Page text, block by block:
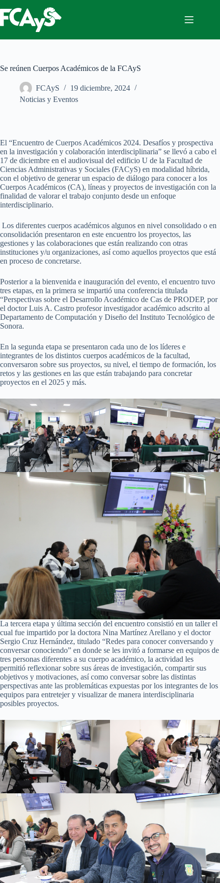
al
contenido
Se reúnen Cuerpos Académicos de la FCAyS
FCAyS
19 diciembre, 2024
Noticias y Eventos
El “Encuentro de Cuerpos Académicos 2024. Desafíos y prospectiva
en la investigación y colaboración interdisciplinaria” se llevó a cabo el
17 de diciembre en el audiovisual del edificio U de la Facultad de
Ciencias Administrativas y Sociales (FACyS) en modalidad híbrida,
con el objetivo de generar un espacio de diálogo para conocer a los
Cuerpos Académicos (CA), líneas y proyectos de investigación con la
finalidad de valorar el trabajo conjunto desde un enfoque
interdisciplinario.
Los diferentes cuerpos académicos algunos en nivel consolidado o en
consolidación presentaron en este encuentro los proyectos, las
gestiones y las colaboraciones que están realizando con otras
instituciones y/u organizaciones, así como aquellos proyectos que está
en proceso de concretarse.
Posterior a la bienvenida e inauguración del evento, el encuentro tuvo
tres etapas, en la primera se impartió una conferencia titulada
“Perspectivas sobre el Desarrollo Académico de Cas de PRODEP, por
el doctor Luis A. Castro profesor investigador académico adscrito al
Departamento de Computación y Diseño del Instituto Tecnológico de
Sonora.
En la segunda etapa se presentaron cada uno de los líderes e
integrantes de los distintos cuerpos académicos de la facultad,
conversaron sobre sus proyectos, su nivel, el tiempo de formación, los
retos y las gestiones en las que están trabajando para concretar
proyectos en el 2025 y más.
La tercera etapa y última sección del encuentro consistió en un taller el
cual fue impartido por la doctora Nina Martínez Arellano y el doctor
Sergio Cruz Hernández, titulado “Redes para conocer conversando y
conversar conociendo” en donde se les invitó a formarse en equipos de
tres personas diferentes a su cuerpo académico, la actividad les
permitió reflexionar sobre sus áreas de investigación, compartir sus
objetivos y motivaciones, así como conversar sobre las distintas
perspectivas ante las problemáticas expuestas por los integrantes de los
equipos para entretejer y visualizar de manera interdisciplinaria
posibles proyectos.